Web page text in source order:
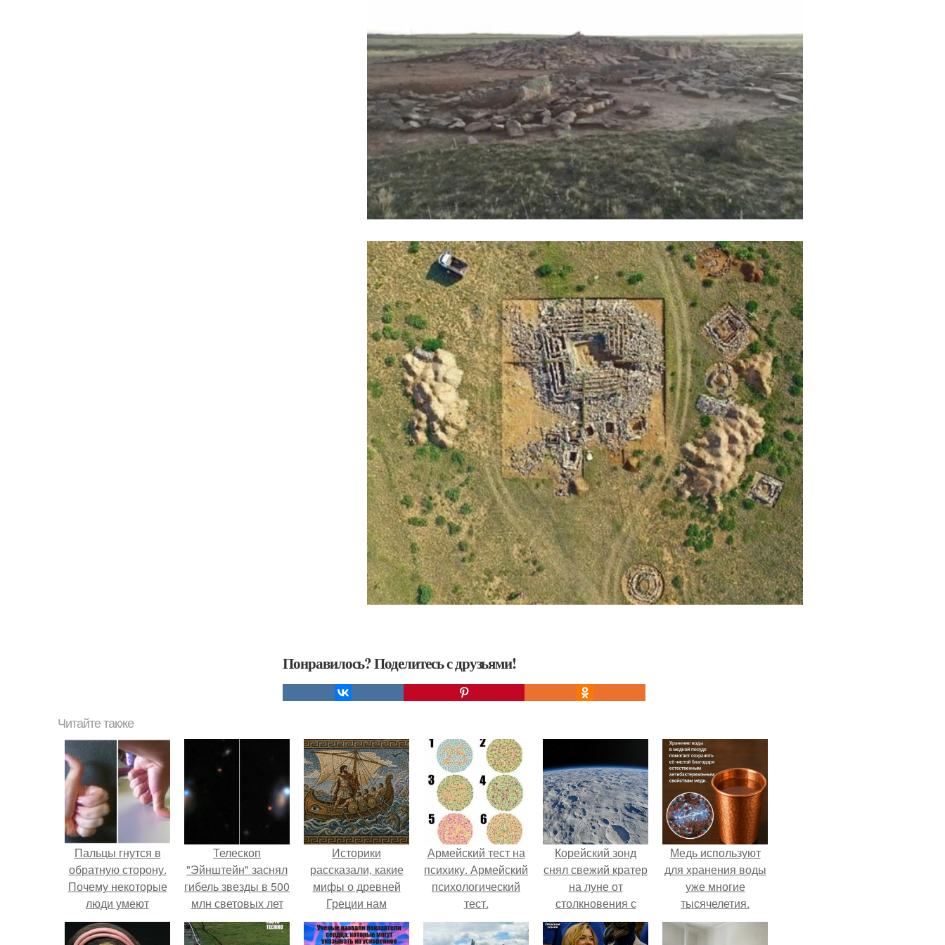
Понравилось? Поделитесь с друзьями!
Читайте также
Пальцы гнутся в
обратную сторону.
Почему некоторые
люди умеют
выгибать палец в
обратную сторону?
Телескоп
"Эйнштейн" заснял
гибель звезды в 500
млн световых лет
от земли.
Историки
рассказали, какие
мифы о древней
Греции нам
навязало кино.
Армейский тест на
психику. Армейский
психологический
тест.
Корейский зонд
снял свежий кратер
на луне от
столкновения с
обломком Falcon 9.
Медь используют
для хранения воды
уже многие
тысячелетия.